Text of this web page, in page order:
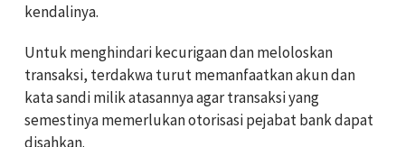
kendalinya.
Untuk menghindari kecurigaan dan meloloskan
transaksi, terdakwa turut memanfaatkan akun dan
kata sandi milik atasannya agar transaksi yang
semestinya memerlukan otorisasi pejabat bank dapat
disahkan.